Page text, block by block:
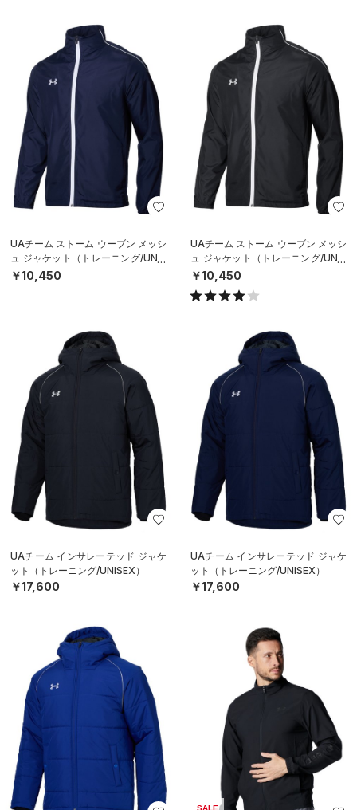
UAチーム ストーム ウーブン メッシ
ュ ジャケット（トレーニング/UNIS
EX）
￥10,450
UAチーム ストーム ウーブン メッシ
ュ ジャケット（トレーニング/UNIS
EX）
￥10,450
UAチーム インサレーテッド ジャケ
ット（トレーニング/UNISEX）
￥17,600
UAチーム インサレーテッド ジャケ
ット（トレーニング/UNISEX）
￥17,600
SALE